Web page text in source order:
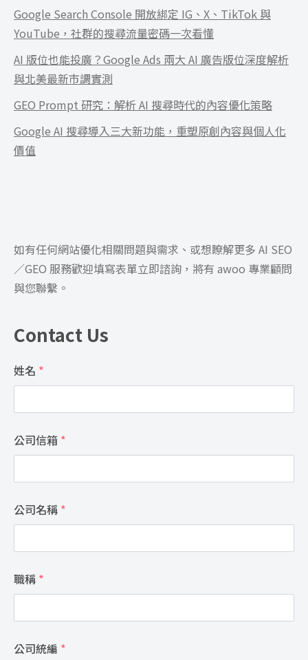
URL、ePub、公開 YouTube 影片等。這意味著你
可以把整整幾本書、幾十篇論文或幾十個小時的逐
Google Search Console 開放綁定 IG、X、TikTok 與
YouTube，社群的搜尋流量密碼一次看懂
AI 版位也能投廣？Google Ads 兩大 AI 廣告版位深度解析
與北美最新市調實測
GEO Prompt 研究：解析 AI 搜尋時代的內容優化策略
Google AI 搜尋導入三大新功能，重塑原創內容與個人化
價值
如有任何網站優化相關問題與需求、或想瞭解更多 AI SEO
／GEO 服務歡迎填寫表單立即諮詢，將有 awoo 專業顧問
與您聯繫。
Contact Us
姓名 *
公司信箱 *
公司名稱 *
職稱 *
公司統編 *